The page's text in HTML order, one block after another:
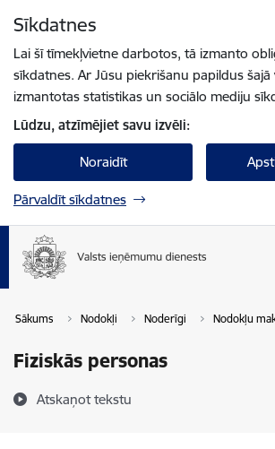
Sīkdatnes
Lai šī tīmekļvietne darbotos, tā izmanto
sīkdatnes. Ar Jūsu piekrišanu papildus
izmantotas statistikas un sociālo mediju
Lūdzu, atzīmējiet savu izvēli:
Noraidīt
Pārvaldīt sīkdatnes
Sākums Nodokļi Noderīgi Nodokļu
Fiziskās personas
Atskaņot tekstu